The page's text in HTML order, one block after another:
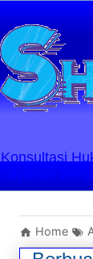
Konsultasi
Layanan
Home